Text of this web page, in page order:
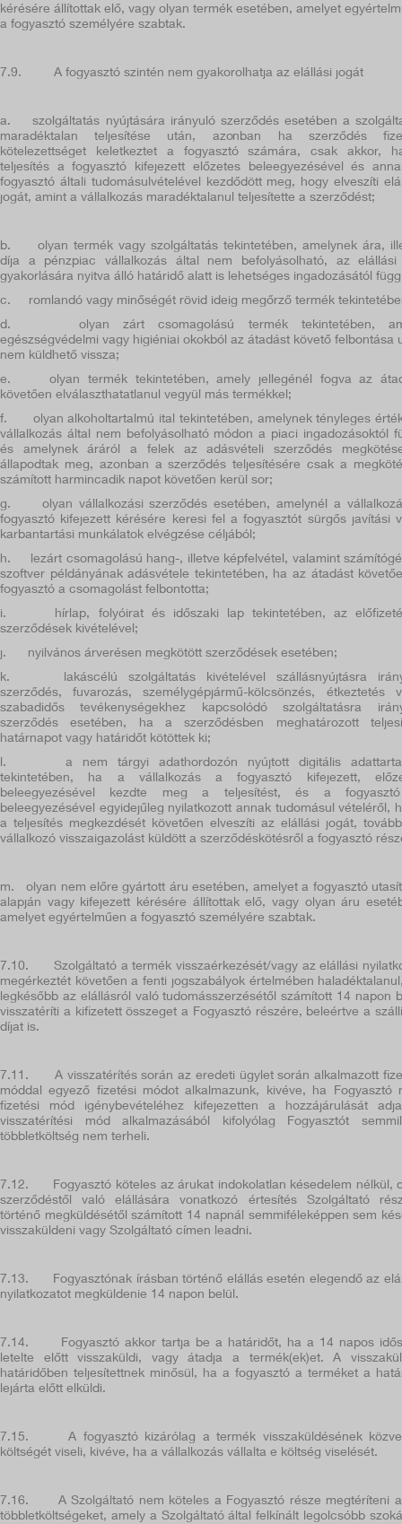
kérésére állítottak elő, vagy olyan termék esetében, amelyet
a fogyasztó személyére szabtak.
7.9. A fogyasztó szintén nem gyakorolhatja az elállási jogát
a.
szolgáltatás nyújtására irányuló szerződés esetében a
maradéktalan teljesítése után, azonban ha szerződés
kötelezettséget keletkeztet a fogyasztó számára, csak akkor,
teljesítés a fogyasztó kifejezett előzetes beleegyezésével és
fogyasztó általi tudomásulvételével kezdődött meg, hogy elveszíti
jogát, amint a vállalkozás maradéktalanul teljesítette a szerződést;
b.
olyan termék vagy szolgáltatás tekintetében, amelynek ára,
díja a pénzpiac vállalkozás által nem befolyásolható, az elállási
gyakorlására nyitva álló határidő alatt is lehetséges ingadozásától
c.
romlandó vagy minőségét rövid ideig megőrző termék
d.
olyan zárt csomagolású termék tekintetében,
egészségvédelmi vagy higiéniai okokból az átadást követő felbontása
nem küldhető vissza;
e.
olyan termék tekintetében, amely jellegénél fogva az
követően elválaszthatatlanul vegyül más termékkel;
f.
olyan alkoholtartalmú ital tekintetében, amelynek tényleges
vállalkozás által nem befolyásolható módon a piaci ingadozásoktól
és amelynek áráról a felek az adásvételi szerződés
állapodtak meg, azonban a szerződés teljesítésére csak a
számított harmincadik napot követően kerül sor;
g.
olyan vállalkozási szerződés esetében, amelynél a
fogyasztó kifejezett kérésére keresi fel a fogyasztót sürgős javítási
karbantartási munkálatok elvégzése céljából;
h.
lezárt csomagolású hang-, illetve képfelvétel, valamint
szoftver példányának adásvétele tekintetében, ha az átadást
fogyasztó a csomagolást felbontotta;
i.
hírlap, folyóirat és időszaki lap tekintetében, az
szerződések kivételével;
j.
nyilvános árverésen megkötött szerződések esetében;
k.
lakáscélú szolgáltatás kivételével szállásnyújtásra
szerződés, fuvarozás, személygépjármű-kölcsönzés, étkeztetés
szabadidős tevékenységekhez kapcsolódó szolgáltatásra
szerződés esetében, ha a szerződésben meghatározott
határnapot vagy határidőt kötöttek ki;
l.
a nem tárgyi adathordozón nyújtott digitális
tekintetében, ha a vállalkozás a fogyasztó kifejezett,
beleegyezésével kezdte meg a teljesítést, és a
beleegyezésével egyidejűleg nyilatkozott annak tudomásul vételéről,
a teljesítés megkezdését követően elveszíti az elállási jogát,
vállalkozó visszaigazolást küldött a szerződéskötésről a fogyasztó
m. olyan nem előre gyártott áru esetében, amelyet a fogyasztó
alapján vagy kifejezett kérésére állítottak elő, vagy olyan áru
amelyet egyértelműen a fogyasztó személyére szabtak.
7.10.
Szolgáltató a termék visszaérkezését/vagy az elállási
megérkeztét követően a fenti jogszabályok értelmében haladéktalanul
legkésőbb az elállásról való tudomásszerzésétől számított 14 napon
visszatéríti a kifizetett összeget a Fogyasztó részére, beleértve a
díjat is.
7.11.
A visszatérítés során az eredeti ügylet során alkalmazott
móddal egyező fizetési módot alkalmazunk, kivéve, ha Fogyasztó
fizetési mód igénybevételéhez kifejezetten a hozzájárulását
visszatérítési mód alkalmazásából kifolyólag Fogyasztót
többletköltség nem terheli.
7.12.
Fogyasztó köteles az árukat indokolatlan késedelem nélkül,
szerződéstől való elállására vonatkozó értesítés Szolgáltató
történő megküldésétől számított 14 napnál semmiféleképpen sem
visszaküldeni vagy Szolgáltató címen leadni.
7.13.
Fogyasztónak írásban történő elállás esetén elegendő az
nyilatkozatot megküldenie 14 napon belül.
7.14.
Fogyasztó akkor tartja be a határidőt, ha a 14 napos
letelte előtt visszaküldi, vagy átadja a termék(ek)et.
A
határidőben teljesítettnek minősül, ha a fogyasztó a terméket a
lejárta előtt elküldi.
7.15.
A fogyasztó kizárólag a termék visszaküldésének
költségét viseli, kivéve, ha a vállalkozás vállalta e költség viselését.
7.16.
A Szolgáltató nem köteles a Fogyasztó része megtéríteni
többletköltségeket, amely a Szolgáltató által felkínált legolcsóbb